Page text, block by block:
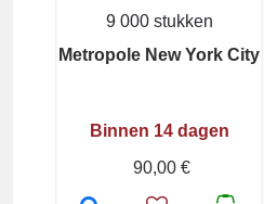
9 000 stukken
Metropole New York City
Binnen 14 dagen
90,00 €